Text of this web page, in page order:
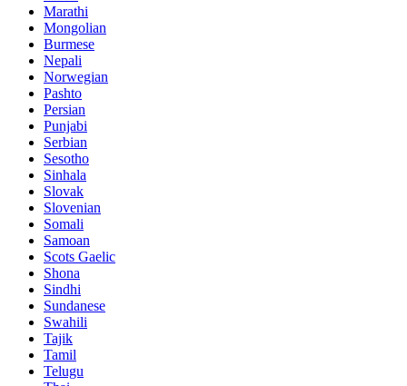
Marathi
Mongolian
Burmese
Nepali
Norwegian
Pashto
Persian
Punjabi
Serbian
Sesotho
Sinhala
Slovak
Slovenian
Somali
Samoan
Scots Gaelic
Shona
Sindhi
Sundanese
Swahili
Tajik
Tamil
Telugu